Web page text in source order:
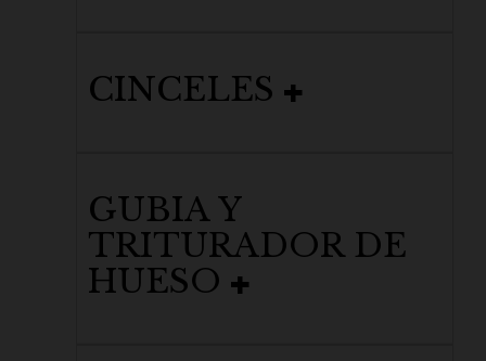
CINCELES
GUBIA Y
TRITURADOR DE
HUESO